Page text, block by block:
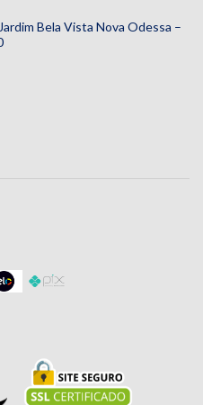
Bela Vista Nova Odessa –